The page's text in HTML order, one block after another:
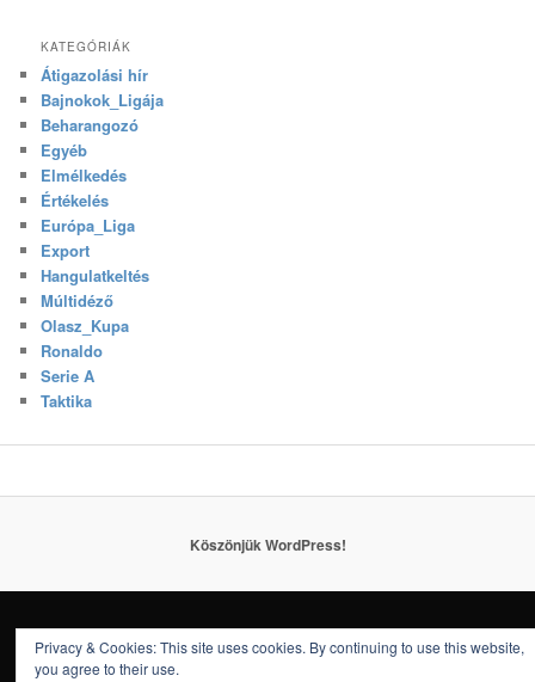
KATEGÓRIÁK
Átigazolási hír
Bajnokok_Ligája
Beharangozó
Egyéb
Elmélkedés
Értékelés
Európa_Liga
Export
Hangulatkeltés
Múltidéző
Olasz_Kupa
Ronaldo
Serie A
Taktika
Köszönjük WordPress!
Privacy & Cookies: This site uses cookies. By continuing to use this website,
you agree to their use.